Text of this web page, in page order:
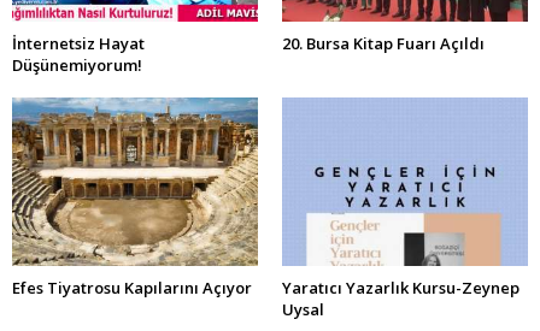
İnternetsiz Hayat
Düşünemiyorum!
20. Bursa Kitap Fuarı Açıldı
Efes Tiyatrosu Kapılarını Açıyor
Yaratıcı Yazarlık Kursu-Zeynep
Uysal